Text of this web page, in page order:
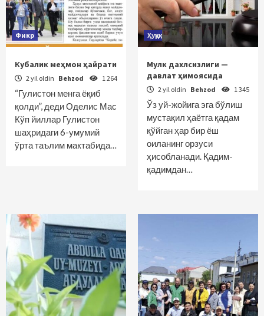
Фикр
Кубалик меҳмон ҳайрати
2 yil oldin Behzod 1 264
“Гулистон менга ёқиб
қолди”, деди Оделис Мас
Кўп йиллар Гулистон
шаҳридаги 6-умумий
ўрта таълим мактабида…
Ҳуқуқ
Мулк дахлсизлиги —
давлат ҳимоясида
2 yil oldin Behzod 1 345
Ўз уй-жойига эга бўлиш
мус­тақил ҳаётга қадам
қўйган ҳар бир ёш
оиланинг орзуси
ҳисобланади. Қадим-
қадимдан…